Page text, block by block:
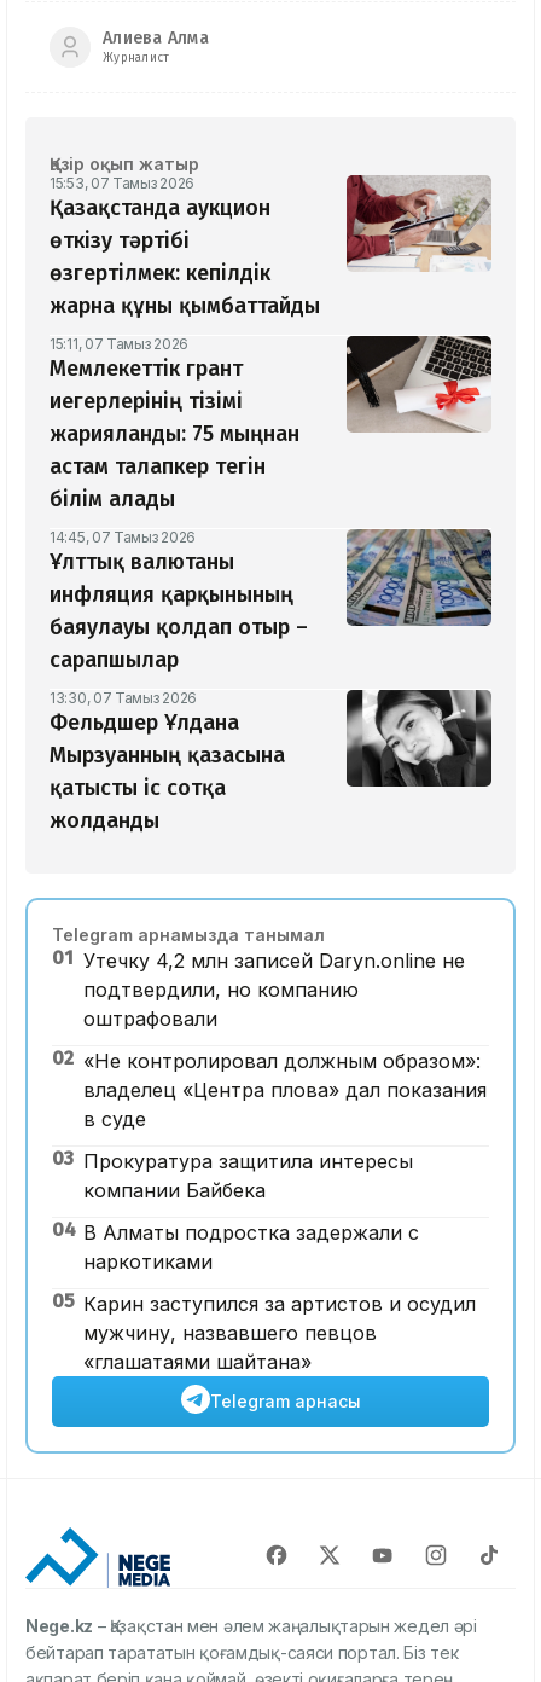
Алиева Алма
Журналист
Қазір оқып жатыр
15:53, 07 Тамыз 2026
Қазақстанда аукцион
өткізу тәртібі
өзгертілмек: кепілдік
жарна құны қымбаттайды
15:11, 07 Тамыз 2026
Мемлекеттік грант
иегерлерінің тізімі
жарияланды: 75 мыңнан
астам талапкер тегін
білім алады
14:45, 07 Тамыз 2026
Ұлттық валютаны
инфляция қарқынының
баяулауы қолдап отыр –
сарапшылар
13:30, 07 Тамыз 2026
Фельдшер Ұлдана
Мырзуанның қазасына
қатысты іс сотқа
жолданды
Telegram арнамызда танымал
01 Утечку 4,2 млн записей Daryn.online не
подтвердили, но компанию
оштрафовали
02 «Не контролировал должным образом»:
владелец «Центра плова» дал показания
в суде
03 Прокуратура защитила интересы
компании Байбека
04 В Алматы подростка задержали с
наркотиками
05 Карин заступился за артистов и осудил
мужчину, назвавшего певцов
«глашатаями шайтана»
Telegram арнасы
Nege.kz – Қазақстан мен әлем жаңалықтарын жедел әрі
бейтарап тарататын қоғамдық-саяси портал. Біз тек